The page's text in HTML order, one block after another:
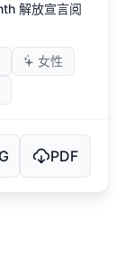
解放宣言阅
女性
PDF